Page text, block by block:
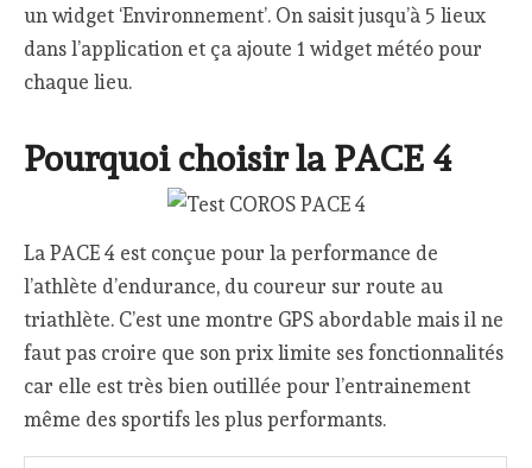
un widget ‘Environnement’. On saisit jusqu’à 5 lieux
dans l’application et ça ajoute 1 widget météo pour
chaque lieu.
Pourquoi choisir la PACE 4
La PACE 4 est conçue pour la performance de
l’athlète d’endurance, du coureur sur route au
triathlète. C’est une montre GPS abordable mais il ne
faut pas croire que son prix limite ses fonctionnalités
car elle est très bien outillée pour l’entrainement
même des sportifs les plus performants.